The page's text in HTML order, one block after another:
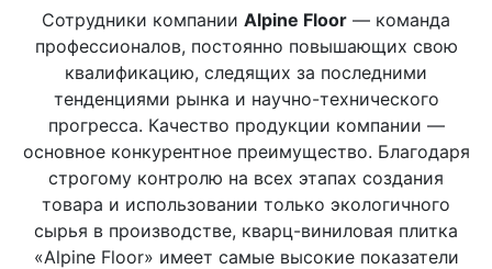
Сотрудники компании Alpine Floor — команда
профессионалов, постоянно повышающих свою
квалификацию, следящих за последними
тенденциями рынка и научно-технического
прогресса. Качество продукции компании —
основное конкурентное преимущество. Благодаря
строгому контролю на всех этапах создания
товара и использовании только экологичного
сырья в производстве, кварц-виниловая плитка
«Alpine Floor» имеет самые высокие показатели